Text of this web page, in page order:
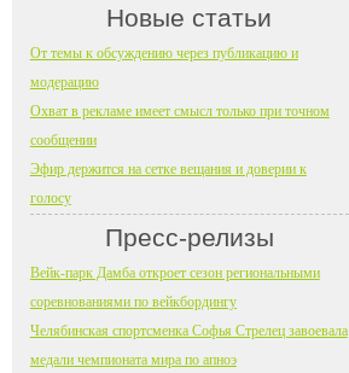
Новые статьи
От темы к обсуждению через публикацию и
модерацию
Охват в рекламе имеет смысл только при точном
сообщении
Эфир держится на сетке вещания и доверии к
голосу
Пресс-релизы
Вейк-парк Дамба откроет сезон региональными
соревнованиями по вейкбордингу
Челябинская спортсменка Софья Стрелец завоевала
медали чемпионата мира по апноэ